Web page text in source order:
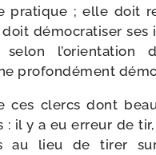
pra­tique ; elle doit
démo­cra­ti­ser ses
l’orientation
pro­fon­dé­ment
ces clercs dont
: il y a eu erreur de
au lieu de tirer sur